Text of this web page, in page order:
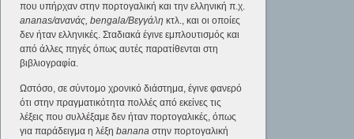
που υπήρχαν στην πορτογαλική και την ελληνική π.χ.
ananas/ανανάς, bengala/Βεγγάλη κτλ., και οι οποίες
δεν ήταν ελληνικές. Σταδιακά έγινε εμπλουτισμός και
από άλλες πηγές όπως αυτές παρατίθενται στη
βιβλιογραφία.
Ωστόσο, σε σύντομο χρονικό διάστημα, έγινε φανερό
ότι στην πραγματικότητα πολλές από εκείνες τις
λέξεις που συλλέξαμε δεν ήταν πορτογαλικές, όπως
για παράδειγμα η λέξηbananaστην πορτογαλική